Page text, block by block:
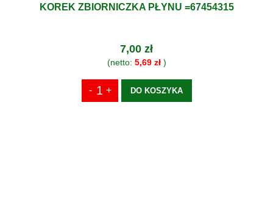
KOREK ZBIORNICZKA PŁYNU =67454315
7,00 zł
(netto: 5,69 zł)
DO KOSZYKA